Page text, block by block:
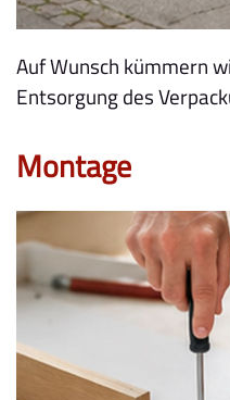
Auf Wunsch kümmern
Entsorgung des
Montage